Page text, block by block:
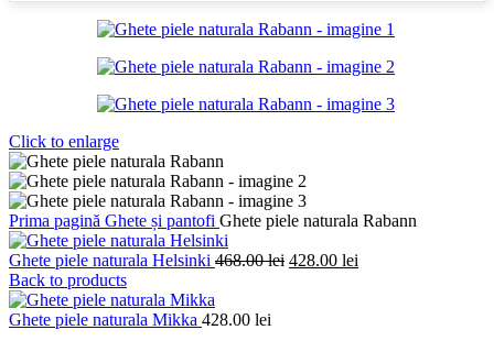
Click to enlarge
Prima pagină Ghete și pantofi Ghete piele naturala Rabann
Ghete piele naturala Helsinki 468.00lei Prețul
428.00 lei
Back to products
Ghete piele naturala Mikka 428.00 lei